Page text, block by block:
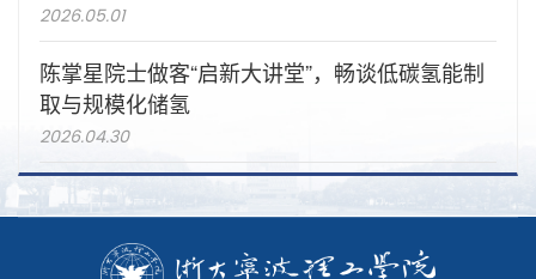
2026.05.01
陈掌星院士做客“启新大讲堂”，畅谈低碳氢能制
取与规模化储氢
2026.04.30